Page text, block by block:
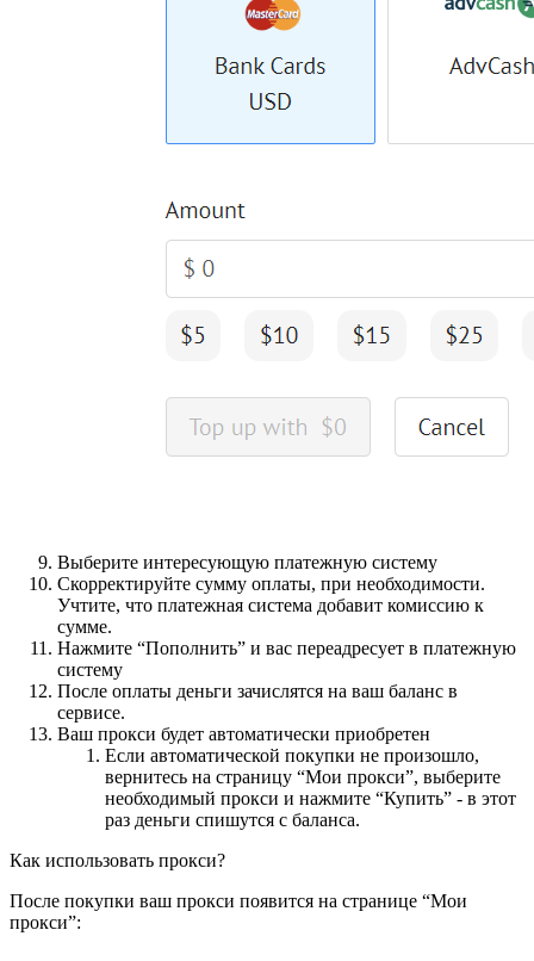
Выберите интересующую платежную систему
Скорректируйте сумму оплаты, при необходимости.
Учтите, что платежная система добавит комиссию к
сумме.
Нажмите “Пополнить” и вас переадресует в платежную
систему
После оплаты деньги зачислятся на ваш баланс в
сервисе.
Ваш прокси будет автоматически приобретен
Если автоматической покупки не произошло,
вернитесь на страницу “Мои прокси”, выберите
необходимый прокси и нажмите “Купить” - в этот
раз деньги спишутся с баланса.
Как использовать прокси?
После покупки ваш прокси появится на странице “Мои
прокси”: